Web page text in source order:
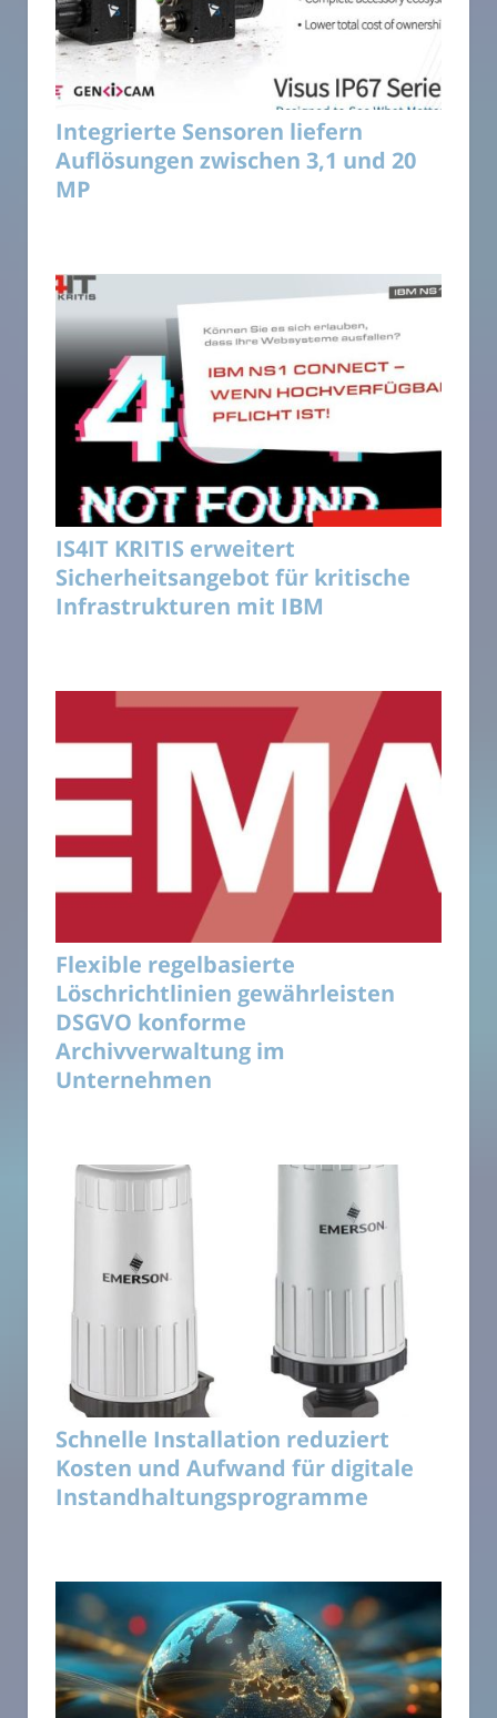
Integrierte Sensoren liefern
Auflösungen zwischen 3,1 und 20
MP
IS4IT KRITIS erweitert
Sicherheitsangebot für kritische
Infrastrukturen mit IBM
Flexible regelbasierte
Löschrichtlinien gewährleisten
DSGVO konforme
Archivverwaltung im
Unternehmen
Schnelle Installation reduziert
Kosten und Aufwand für digitale
Instandhaltungsprogramme